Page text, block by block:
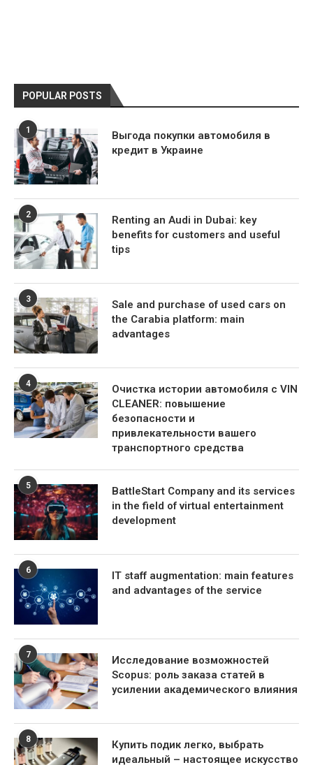
POPULAR POSTS
1
Выгода покупки автомобиля в
кредит в Украине
2
Renting an Audi in Dubai: key
benefits for customers and useful
tips
3
Sale and purchase of used cars on
the Carabia platform: main
advantages
4
Очистка истории автомобиля с VIN
CLEANER: повышение
безопасности и
привлекательности вашего
транспортного средства
5
BattleStart Company and its services
in the field of virtual entertainment
development
6
IT staff augmentation: main features
and advantages of the service
7
Исследование возможностей
Scopus: роль заказа статей в
усилении академического влияния
8
Купить подик легко, выбрать
идеальный – настоящее искусство